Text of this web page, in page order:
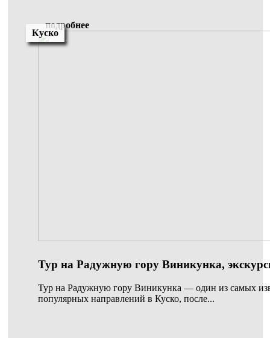
подробнее
Куско
Тур на Радужную гору Виникунка,
Тур на Радужную гору Виникунка — один из самых
популярных направлений в Куско, после...